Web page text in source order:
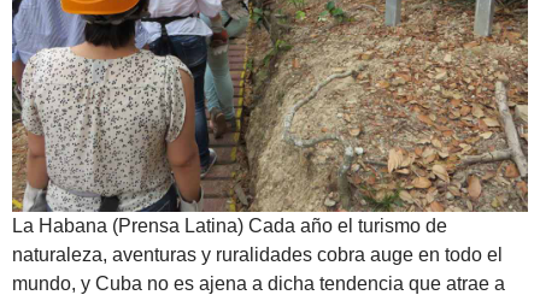
La Habana (Prensa Latina) Cada año el turismo de
naturaleza, aventuras y ruralidades cobra auge en todo el
mundo, y Cuba no es ajena a dicha tendencia que atrae a